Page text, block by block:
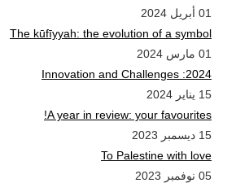
01 أبريل 2024
The kūfīyyah: the evolution of a symbol
01 مارس 2024
2024: Innovation and Challenges
15 يناير 2024
A year in review: your favourites!
15 ديسمبر 2023
To Palestine with love
05 نوفمبر 2023